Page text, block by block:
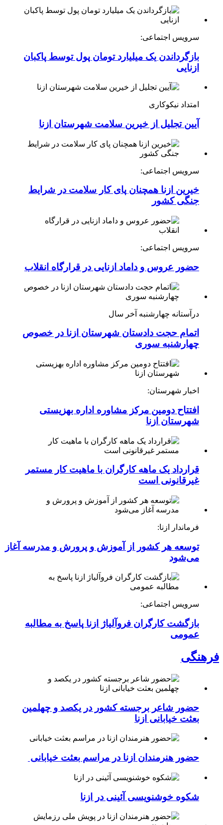
سرویس اجتماعی:
بازگرداندن یک میلیارد تومان پول توسط پاکبان
ازنایی
امتداد نیکوکاری
آیین تجلیل از خیرین سلامت شهرستان ازنا
سرویس اجتماعی:
خیرین ازنا همچنان پای کار سلامت در شرایط
جنگی کشور
سرویس اجتماعی:
حضور عروس و داماد ازنایی در قرارگاه انقلاب
درآستانه چهارشنبه آخر سال
اتمام حجت دادستان شهرستان ازنا در خصوص
چهارشنبه ‌سوری
اخبار شهرستان:
افتتاح دومین مرکز مشاوره اداره بهزیستی
شهرستان ازنا
قرارداد یک ماهه کارگران با ماهیت کار مستمر
غیرقانونی است
فرماندار ازنا:
توسعه هر کشور از آموزش و پرورش و مدرسه آغاز
می‌شود
سرویس اجتماعی:
بازگشت کارگران فروآلیاژ ازنا پاسخ به مطالبه
عمومی
فرهنگی
حضور شاعر برجسته کشور در یکصد و چهلمین
بعثت خیابانی ازنا
حضور هنرمندان ازنا در مراسم بعثت خیابانی
شکوه خوشنویسی آئینی در ازنا